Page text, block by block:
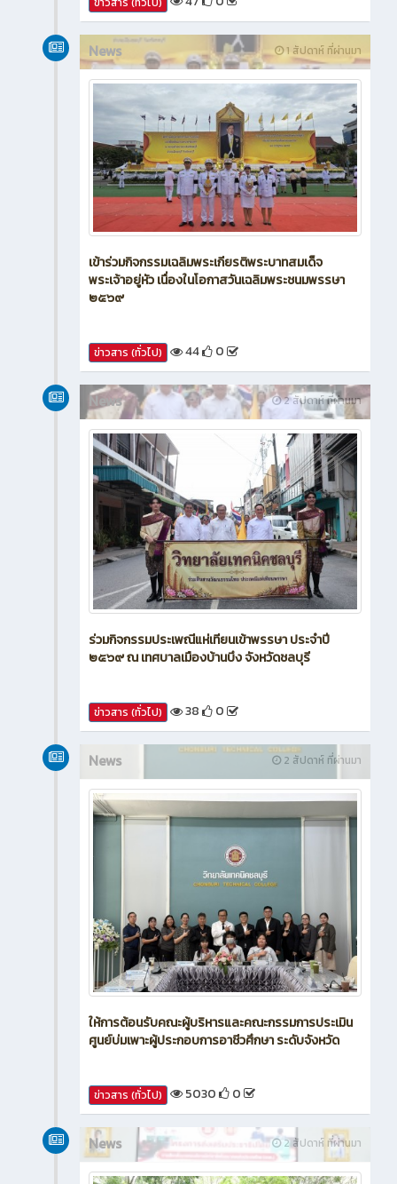
1 สัปดาห์ ที่ผ่านมา
News
เข้าร่วมกิจกรรมเฉลิมพระเกียรติพระบาทสมเด็จ
พระเจ้าอยู่หัว เนื่องในโอกาสวันเฉลิมพระชนมพรรษา
๒๕๖๙
ข่าวสาร (ทั่วไป) 44 0
2 สัปดาห์ ที่ผ่านมา
News
ร่วมกิจกรรมประเพณีแห่เทียนเข้าพรรษา ประจำปี
๒๕๖๙ ณ เทศบาลเมืองบ้านบึง จังหวัดชลบุรี
ข่าวสาร (ทั่วไป) 38 0
2 สัปดาห์ ที่ผ่านมา
News
ให้การต้อนรับคณะผู้บริหารและคณะกรรมการประเมิน
ศูนย์บ่มเพาะผู้ประกอบการอาชีวศึกษา ระดับจังหวัด
ข่าวสาร (ทั่วไป) 5030 0
2 สัปดาห์ ที่ผ่านมา
News